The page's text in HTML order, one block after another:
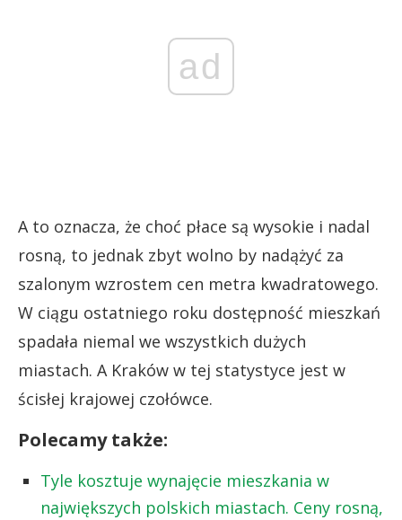
ad
A to oznacza, że choć płace są wysokie i nadal
rosną, to jednak zbyt wolno by nadążyć za
szalonym wzrostem cen metra kwadratowego.
W ciągu ostatniego roku dostępność mieszkań
spadała niemal we wszystkich dużych
miastach. A Kraków w tej statystyce jest w
ścisłej krajowej czołówce.
Polecamy także:
Tyle kosztuje wynajęcie mieszkania w
największych polskich miastach. Ceny rosną,